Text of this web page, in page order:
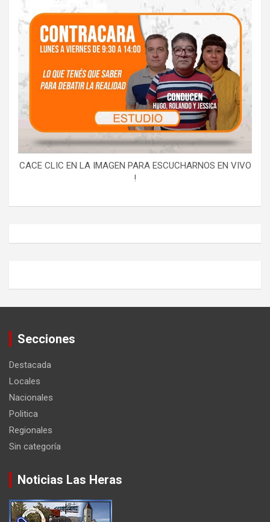
CACE CLIC EN LA IMAGEN PARA ESCUCHARNOS EN VIVO
!
Secciones
Destacada
Locales
Nacionales
Politica
Regionales
Sin categoría
Noticias Las Heras